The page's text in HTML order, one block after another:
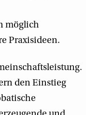
möglich
Praxisideen.
den Einstieg